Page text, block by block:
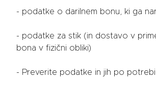
- podatke o darilnem bonu, ki ga
- podatke za stik (in dostavo v
bona v fizični obliki)
- Preverite podatke in jih po